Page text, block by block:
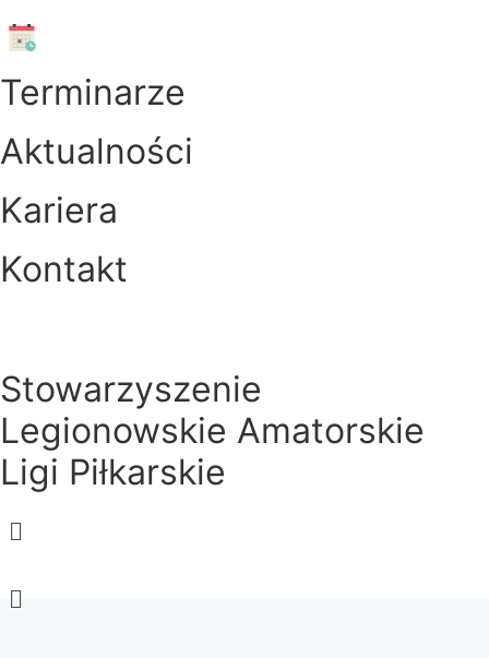
Menu
Terminarze
Aktualności
Kariera
Kontakt
Stowarzyszenie
Legionowskie Amatorskie
Ligi Piłkarskie
Menu
Menu